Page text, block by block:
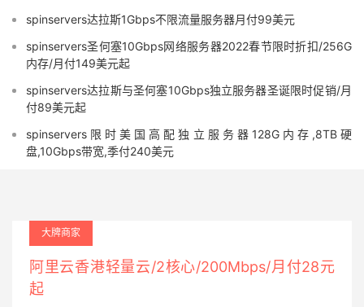
spinservers达拉斯1Gbps不限流量服务器月付99美元
spinservers圣何塞10Gbps网络服务器2022春节限时折扣/256G
内存/月付149美元起
spinservers达拉斯与圣何塞10Gbps独立服务器圣诞限时促销/月
付89美元起
spinservers限时美国高配独立服务器128G内存,8TB硬
盘,10Gbps带宽,季付240美元
大牌商家
阿里云香港轻量云/2核心/200Mbps/月付28元
起